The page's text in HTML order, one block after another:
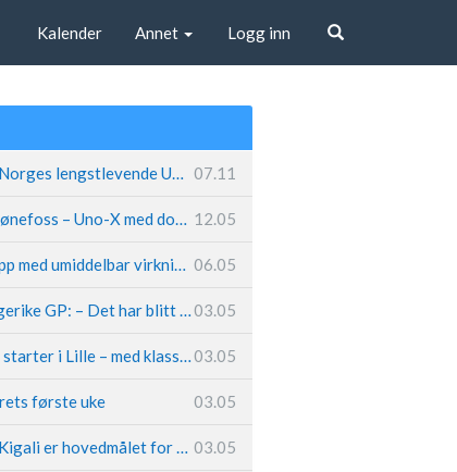
Kalender Annet Logg inn
Fremtiden sikret for Norges lengstlevende UCI-lag – Kristoff trer inn i sentral rolle 07.11
Løland triumferte i Hønefoss – Uno-X med dobbeltslag på hjemmebane 12.05
Caleb Ewan legger opp med umiddelbar virkning 06.05
Hungerholdt før Ringerike GP: – Det har blitt en livsstil03.05
Tour de France 2025 starter i Lille – med klassikerpreg03.05
første uke 03.05
Van der Poel: – VM i Kigali er hovedmålet for 2025 03.05